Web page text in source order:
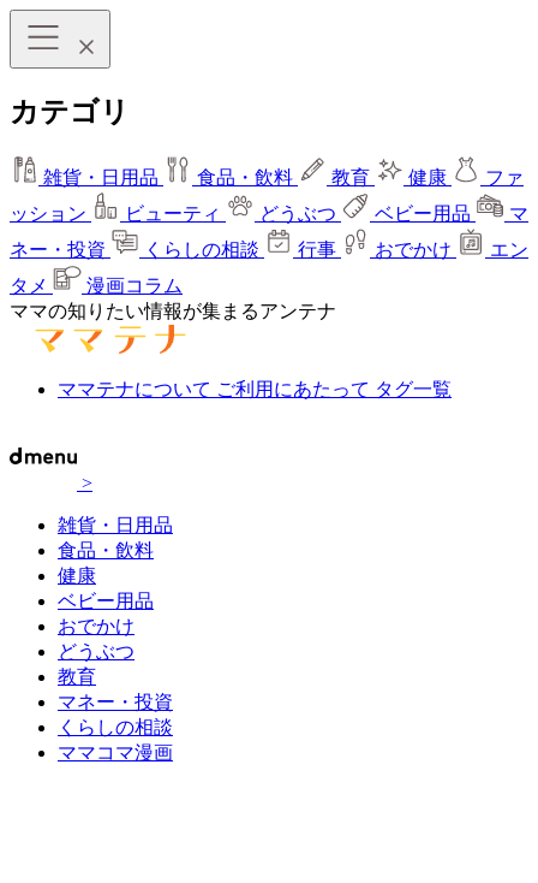
カテゴリ
雑貨・日用品 食品・飲料 教育 健康
ファ
ッション
ビューティ どうぶつ ベビー用品
マ
ネー・投資
くらしの相談 行事 おでかけ
エン
タメ
漫画コラム
ママの知りたい情報が集まるアンテナ
ママテナについて ご利用にあたって タグ一覧
>
雑貨・日用品
食品・飲料
健康
ベビー用品
おでかけ
どうぶつ
教育
マネー・投資
くらしの相談
ママコマ漫画